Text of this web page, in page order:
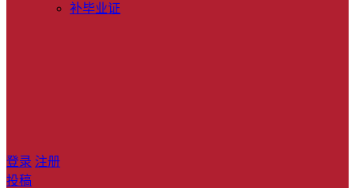
补毕业证
登录 注册
投稿